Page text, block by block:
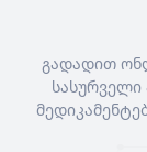
გადადით
სასურველი